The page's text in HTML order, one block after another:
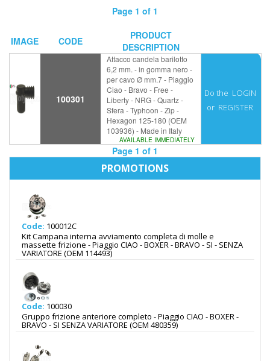
Page 1 of 1
IMAGE CODE
PRODUCT
DESCRIPTION
100301
Attacco candela barilotto
6,2 mm. - in gomma nero -
per cavo Ø mm.7 - Piaggio
Ciao - Bravo - Free -
Liberty - NRG - Quartz -
Sfera - Typhoon - Zip -
Hexagon 125-180 (OEM
103936) - Made in Italy
AVAILABLE IMMEDIATELY
Do the LOGIN
or REGISTER
Page 1 of 1
PROMOTIONS
Code: 100012C
Kit Campana interna avviamento completa di molle e
massette frizione - Piaggio CIAO - BOXER - BRAVO - SI - SENZA
VARIATORE (OEM 114493)
Code: 100030
Gruppo frizione anteriore completo - Piaggio CIAO - BOXER -
BRAVO - SI SENZA VARIATORE (OEM 480359)